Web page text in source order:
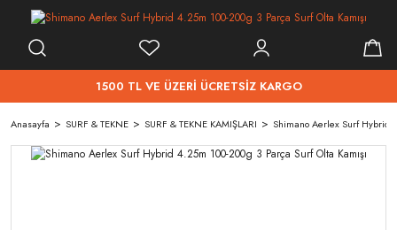
1500 TL VE ÜZERİ ÜCRETSİZ KARGO
Anasayfa SURF & TEKNE SURF & TEKNE KAMIŞLARI Shimano Aerlex Surf Hybrid